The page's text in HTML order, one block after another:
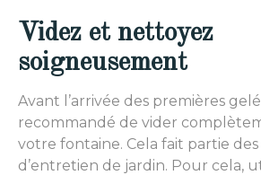
Videz et nettoyez
soigneusement
Avant l’arrivée des premières
recommandé de vider
votre fontaine. Cela fait partie
d’entretien de jardin. Pour cela,